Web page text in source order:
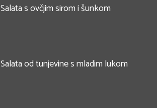
Salata s ovčjim sirom i šunkom
Salata od tunjevine s mladim lukom